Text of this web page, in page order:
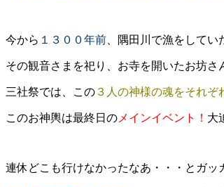
今から １３００年前、隅田川で漁をしてい
その観音さまを祀り、お寺を開いたお坊
三社祭では、この ３人の神様の魂をそれ
このお神輿は最終日のメインイベント！ 大
連休どこも行けなかったなあ・・・とガッ